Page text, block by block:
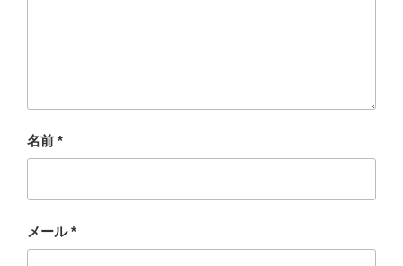
名前 *
メール*